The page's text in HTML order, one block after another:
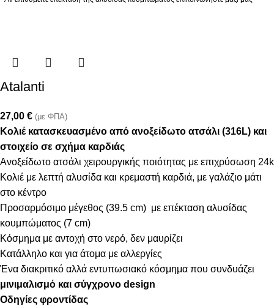
Atalanti
27,00 € (με ΦΠΑ)
Κολιέ κατασκευασμένο από ανοξείδωτο ατσάλι (316L) και
στοιχείο σε σχήμα καρδιάς
Ανοξείδωτο ατσάλι χειρουργικής ποιότητας με επιχρύσωση 24k
Κολιέ με λεπτή αλυσίδα και κρεμαστή καρδιά, με γαλάζιο μάτι
στο κέντρο
Προσαρμόσιμο μέγεθος (39.5 cm) με επέκταση αλυσίδας
κουμπώματος (7 cm)
Κόσμημα με αντοχή στο νερό, δεν μαυρίζει
Κατάλληλο και για άτομα με αλλεργίες
Ένα διακριτικό αλλά εντυπωσιακό κόσμημα που συνδυάζει
μινιμαλισμό και σύγχρονο design
Οδηγίες φροντίδας